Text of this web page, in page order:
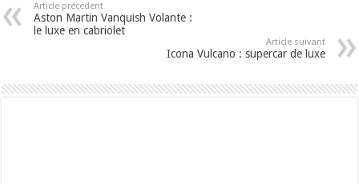
Article précédent
Aston Martin Vanquish Volante :
le luxe en cabriolet
Article suivant
Icona Vulcano : supercar de luxe